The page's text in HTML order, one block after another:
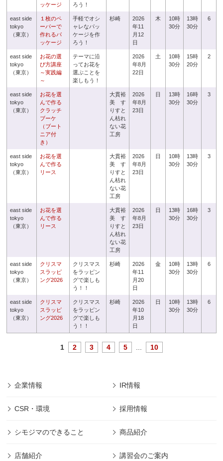
ッケージ
ろう！
east side
tokyo
（東京）
１枚のペ
ーパーで
作れるパ
ッケージ
手軽でオシ
ャレなパッ
ケージを作
ろう！
杉崎
2026
年11
月12
日
木
10時
30分
13時
30分
6
east side
tokyo
（東京）
お花の選
び方講座
～実践編
～
テーマに沿
ってお花を
選ぶことを
楽しもう！
2026
年8月
22日
土
10時
30分
15時
20分
2
east side
tokyo
（東京）
お花を選
んで作る
クラッチ
ブーケ
（ブート
ニア付
き）
大貫裕
美 す
りすと
ん枯れ
ない花
工房
2026
年8月
23日
日
13時
30分
16時
30分
3
east side
tokyo
（東京）
お花を選
んで作る
リース
大貫裕
美 す
りすと
ん枯れ
ない花
工房
2026
年8月
23日
日
10時
30分
13時
30分
3
east side
tokyo
（東京）
お花を選
んで作る
リース
大貫裕
美 す
りすと
ん枯れ
ない花
工房
2026
年8月
23日
日
13時
30分
16時
30分
3
east side
tokyo
（東京）
クリスマ
スラッピ
ング2026
クリスマス
をラッピン
グで楽しも
う！！
杉崎
2026
年11
月20
日
金
10時
30分
13時
30分
6
east side
tokyo
（東京）
クリスマ
スラッピ
ング2026
クリスマス
をラッピン
グで楽しも
う！！
杉崎
2026
年10
月18
日
日
10時
30分
13時
30分
6
1 2 3 4 5 10
企業情報 IR情報
CSR・環境 採用情報
シモジマのできること 商品紹介
店舗紹介 講習会のご案内